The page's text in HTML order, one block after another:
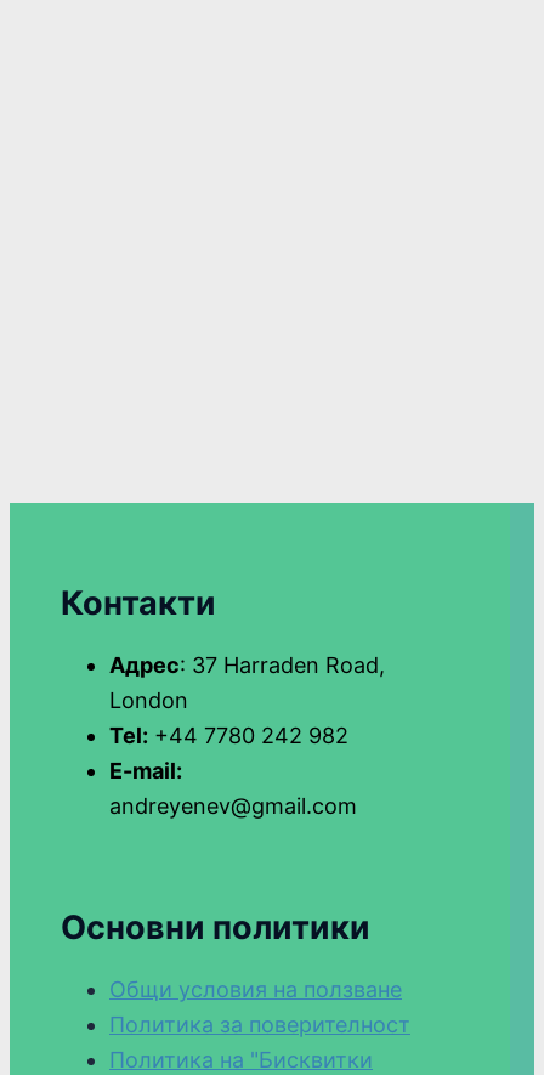
Контакти
Адрес: 37 Harraden Road,
London
Tel: +44 7780 242 982
E-mail:
andreyenev@gmail.com
Основни политики
Общи условия на ползване
Политика за поверителност
Политика на "Бисквитки